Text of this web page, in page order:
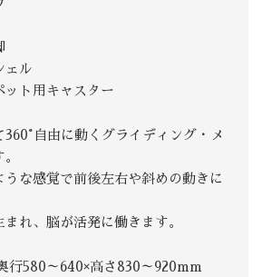
ェル
ット用キャスター
自由に動くグライディング・メ
うな感覚で前後左右や斜めの動きに
れ、脳が活発に働きます。
行580～640×高さ830～920mm